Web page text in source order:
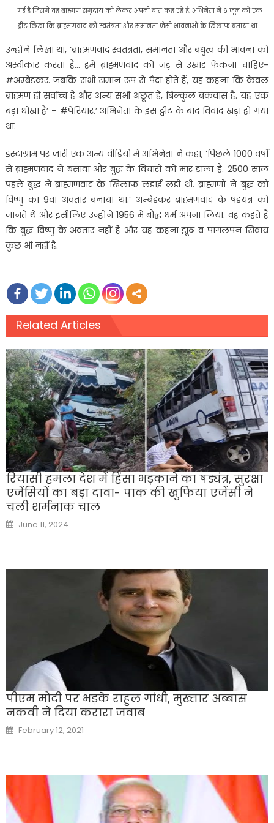
गई है जिसमें वह ब्राह्मण समुदाय को लेकर अपनी बात कह रहे हैं. अभिनेता ने 6 जून को एक
ट्वीट लिखा कि ब्राह्मणवाद को स्वतंत्रता और समानता जैसी भावनाओं के खिलाफ बताया था.
उन्होंने लिखा था, ‘ब्राह्मणवाद स्वतंत्रता, समानता और बंधुत्व की भावना को
अस्वीकार करता है… हमें ब्राह्मणवाद को जड़ से उखाड़ फेंकना चाहिए-
#अम्बेडकर. जबकि सभी समान रूप से पैदा होते हैं, यह कहना कि केवल
ब्राह्मण ही सर्वोच्च हैं और अन्य सभी अछूत हैं, बिल्कुल बकवास है. यह एक
बड़ा धोखा है’ – #पेरियार.’ अभिनेता के इस ट्वीट के बाद विवाद खड़ा हो गया
था.
इंस्टाग्राम पर जारी एक अन्य वीडियो में अभिनेता ने कहा, ‘पिछले 1000 वर्षों
से ब्राह्मणवाद ने बसावा और बुद्ध के विचारों को मार डाला है. 2500 साल
पहले बुद्ध ने ब्राह्मणवाद के खिलाफ लड़ाई लड़ी थी. ब्राह्मणों ने बुद्ध को
विष्णु का 9वां अवतार बनाया था.’ अम्बेडकर ब्राह्मणवाद के षडयंत्र को
जानते थे और इसीलिए उन्होंने 1956 में बौद्ध धर्म अपना लिया. वह कहते हैं
कि बुद्ध विष्णु के अवतार नहीं हैं और यह कहना झूठ व पागलपन सिवाय
कुछ भी नहीं है.
Related Articles
रियासी हमला देश में हिंसा भड़काने का षड्यंत्र, सुरक्षा
एजेंसियों का बड़ा दावा- पाक की खुफिया एजेंसी ने
चली शर्मनाक चाल
Posted
on
June 11, 2024
पीएम मोदी पर भड़के राहुल गांधी, मुख्तार अब्बास
नकवी ने दिया करारा जवाब
Posted
on
February 12, 2021